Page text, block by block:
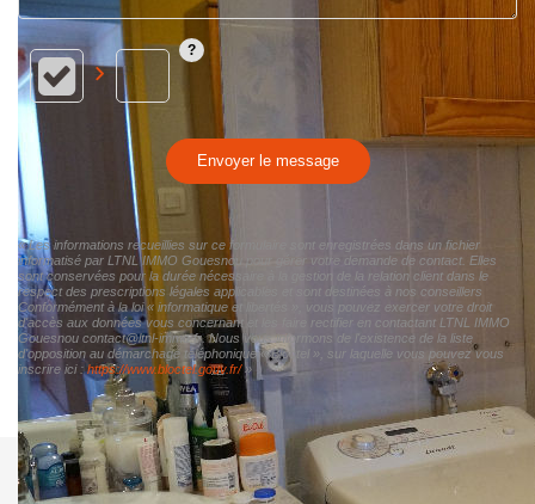
Envoyer le message
« Les informations recueillies sur ce formulaire sont enregistrées dans un fichier
informatisé par LTNL IMMO Gouesnou pour gérer votre demande de contact. Elles
sont conservées pour la durée nécessaire à la gestion de la relation client dans le
respect des prescriptions légales applicables et sont destinées à nos conseillers
Conformément à la loi « informatique et libertés », vous pouvez exercer votre droit
d'accès aux données vous concernant et les faire rectifier en contactant LTNL IMMO
Gouesnou contact@ltnl-immo.fr. Nous vous informons de l'existence de la liste
d'opposition au démarchage téléphonique « Bloctel », sur laquelle vous pouvez vous
inscrire ici :https://www.bloctel.gouv.fr/»